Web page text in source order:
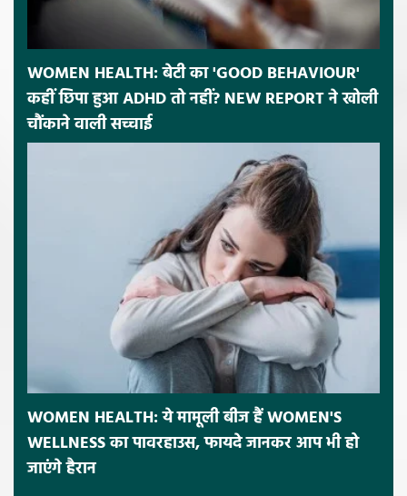
WOMEN HEALTH: बेटी का 'GOOD BEHAVIOUR'
कहीं छिपा हुआ ADHD तो नहीं? NEW REPORT ने खोली
चौंकाने वाली सच्चाई
WOMEN HEALTH: ये मामूली बीज हैं WOMEN'S
WELLNESS का पावरहाउस, फायदे जानकर आप भी हो
जाएंगे हैरान